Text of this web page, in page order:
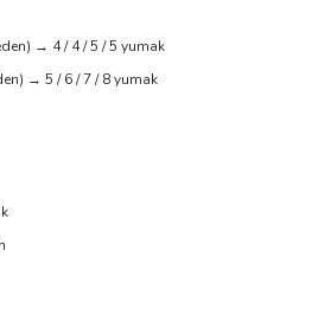
→ 4 / 4 / 5 / 5 yumak
→ 5 / 6 / 7 / 8 yumak